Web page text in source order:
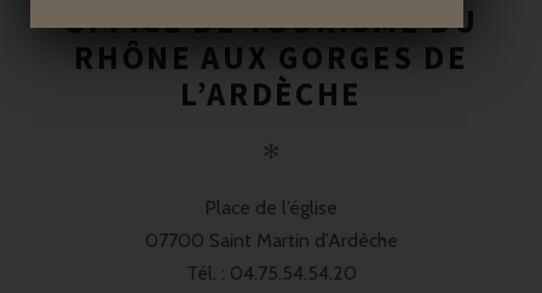
OFFICE DE TOURISME DU
RHÔNE AUX GORGES DE
L’ARDÈCHE
✻
Place de l’église
07700 Saint Martin d’Ardèche
Tél. : 04.75.54.54.20